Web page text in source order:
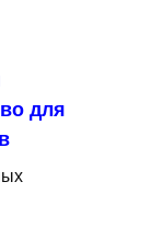
для